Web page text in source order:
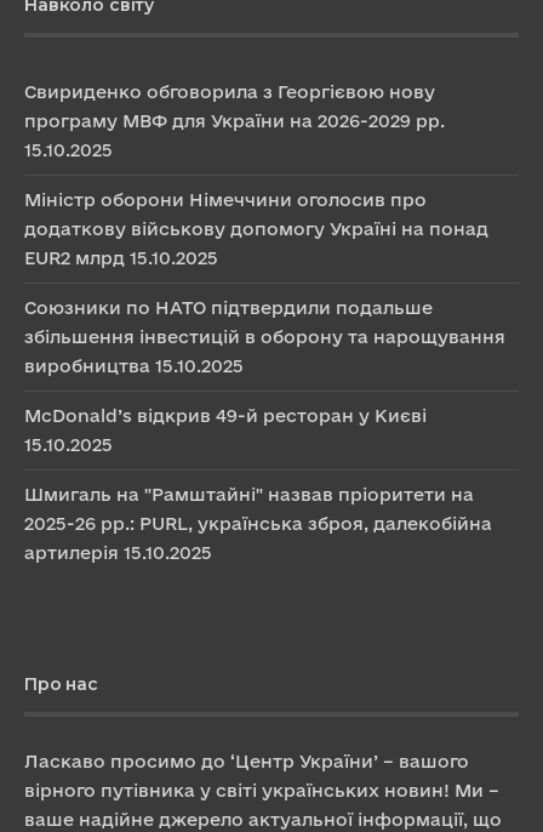
Навколо світу
Свириденко обговорила з Георгієвою нову
програму МВФ для України на 2026-2029 рр.
15.10.2025
Міністр оборони Німеччини оголосив про
додаткову військову допомогу Україні на понад
EUR2 млрд 15.10.2025
Союзники по НАТО підтвердили подальше
збільшення інвестицій в оборону та нарощування
виробництва 15.10.2025
McDonald’s відкрив 49-й ресторан у Києві
15.10.2025
Шмигаль на "Рамштайні" назвав пріоритети на
2025-26 рр.: PURL, українська зброя, далекобійна
артилерія 15.10.2025
Про нас
Ласкаво просимо до ‘Центр України’ – вашого
вірного путівника у світі українських новин! Ми –
ваше надійне джерело актуальної інформації, що